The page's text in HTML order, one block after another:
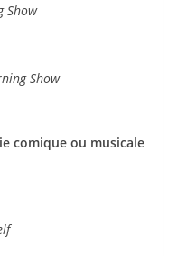
Show
Show
comique ou musicale